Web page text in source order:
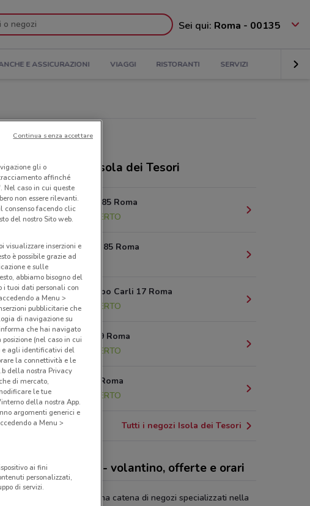
Sei qui: Roma - 00135
E ASSICURAZIONI VIAGGI RISTORANTI SERVIZI
Orari e negozi Isola dei Tesori
Via Seneca 85 Roma
1.7 km
APERTO
Via Seneca, 85 Roma
1.7 km
Piazza Filippo Carli 17 Roma
1.8 km
APERTO
Via Zara 7-9 Roma
4.8 km
APERTO
Via Zara, 7 Roma
APERTO
Tutti i negozi Isola dei Tesori
Isola dei Tesori - volantino, offerte e orari
è una catena di negozi specializzati nella
gli o
affinché
caso in cui queste
non essere rilevanti.
consenso facendo clic
del nostro Sito web.
visualizzare inserzioni e
è possibile grazie ad
e sulle
abbiamo bisogno del
i tuoi dati personali con
a Menu >
pubblicitarie che
di navigazione su
che hai navigato
(nel caso in cui
e agli identificativi del
la connettività e le
della nostra Privacy
di mercato,
le tue
della nostra App.
argomenti generici e
a Menu >
ai fini
personalizzati,
di servizi.
Continua senza accettare